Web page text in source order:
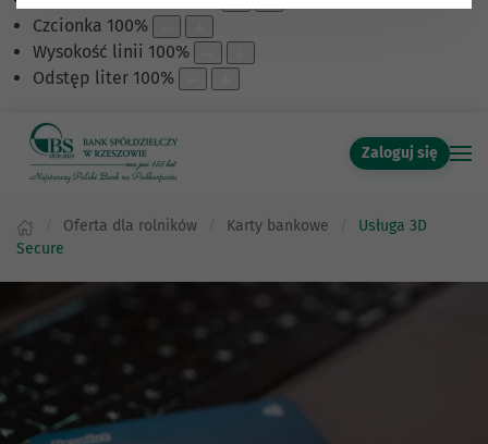
Czcionka 100%
Wysokość linii 100%
Odstęp liter 100%
Zaloguj się
Oferta dla rolników Karty bankowe
Usługa 3D
Secure